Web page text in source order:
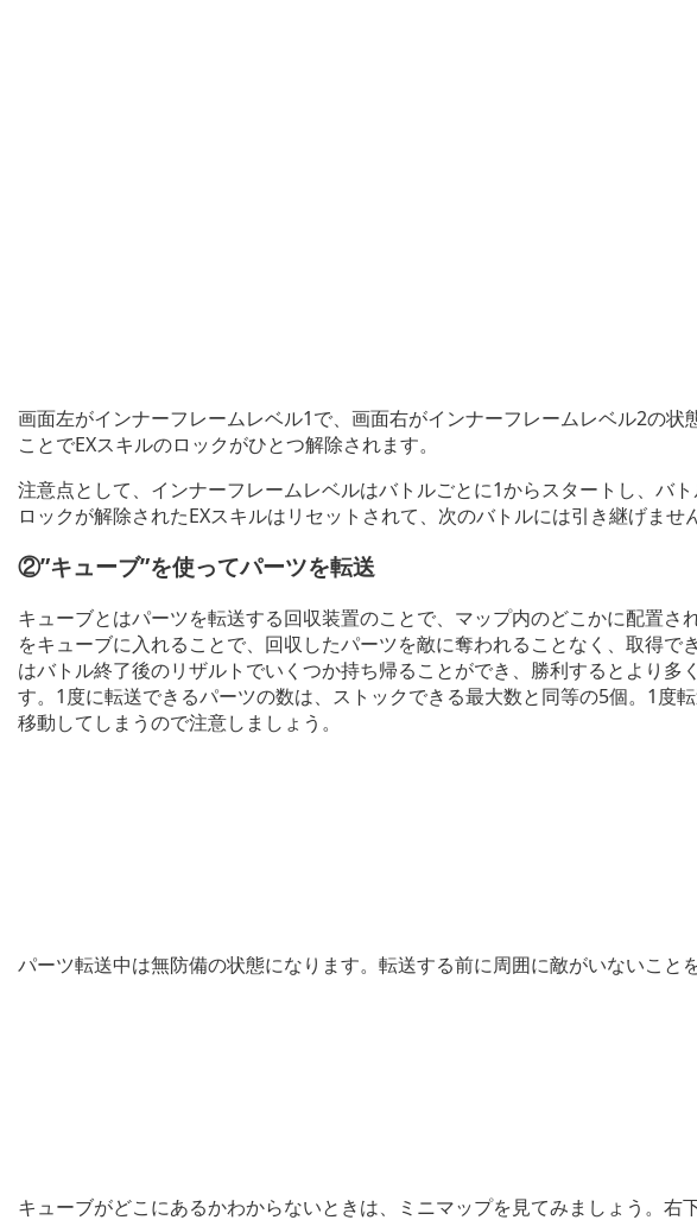
画面左がインナーフレームレベル1で、画面右がインナーフレームレベル2の状
ことでEXスキルのロックがひとつ解除されます。
注意点として、インナーフレームレベルはバトルごとに1からスタートし、バ
ロックが解除されたEXスキルはリセットされて、次のバトルには引き継げません
②”キューブ”を使ってパーツを転送
キューブとはパーツを転送する回収装置のことで、マップ内のどこかに配置さ
をキューブに入れることで、回収したパーツを敵に奪われることなく、取得で
はバトル終了後のリザルトでいくつか持ち帰ることができ、勝利するとより多
す。1度に転送できるパーツの数は、ストックできる最大数と同等の5個。1度
移動してしまうので注意しましょう。
パーツ転送中は無防備の状態になります。転送する前に周囲に敵がいないこと
キューブがどこにあるかわからないときは、ミニマップを見てみましょう。右